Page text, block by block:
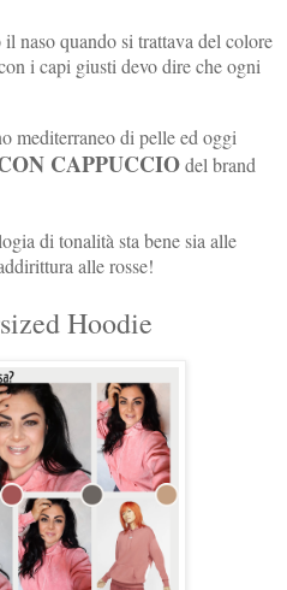
naso quando si trattava del colore
i capi giusti devo dire che ogni
mediterraneo di pelle ed oggi
CAPPUCCIOdel brand
di tonalità sta bene sia alle
alle rosse!
Hoodie